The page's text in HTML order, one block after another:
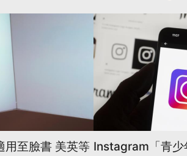
用至臉書 美英等 Instagram「青少